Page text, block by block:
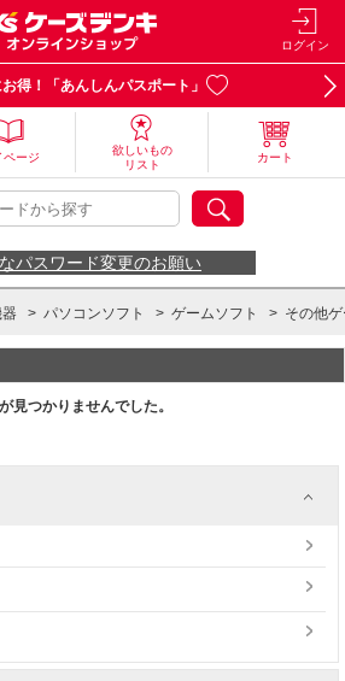
ログイン
得！「あんしんパスポート」
ページ
欲しいもの
リスト
カート
パスワード変更のお願い
> パソコンソフト > ゲームソフト > その他
見つかりませんでした。